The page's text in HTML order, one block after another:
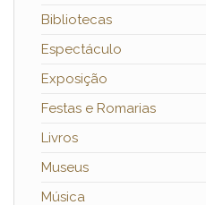
Bibliotecas
Espectáculo
Exposição
Festas e Romarias
Livros
Museus
Música